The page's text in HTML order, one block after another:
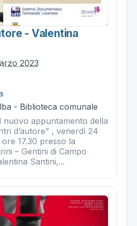
- Valentina
2023
- Biblioteca comunale
nuovo appuntamento della
d’autore” , venerdì 24
17.30 presso la
– Gentini di Campo
Santini,...